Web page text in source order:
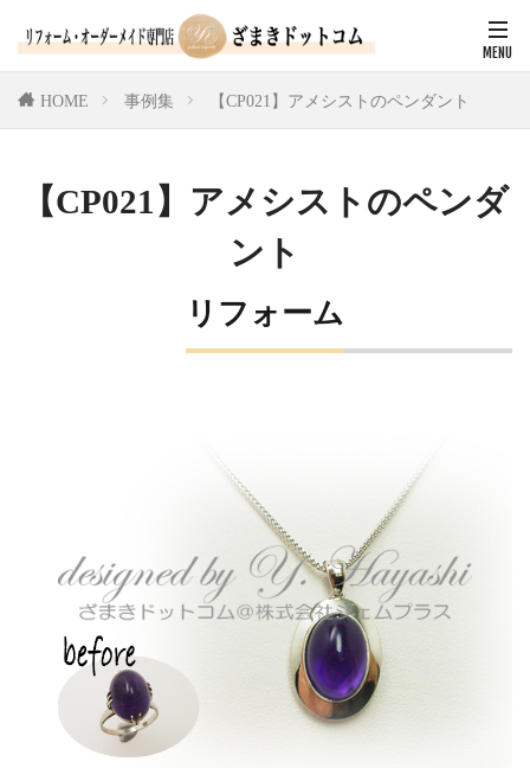
HOME 事例集 【CP021】アメシストのペンダント
【CP021】アメシストのペンダ
ント
リフォーム